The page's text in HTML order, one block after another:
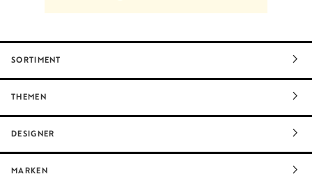
SORTIMENT
THEMEN
DESIGNER
MARKEN